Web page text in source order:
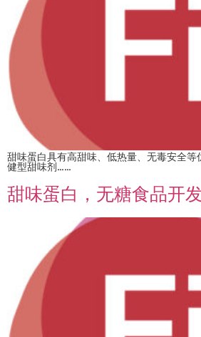
甜味蛋白具有高甜味、低热量、无毒安全
健型甜味剂……
甜味蛋白，无糖食品开